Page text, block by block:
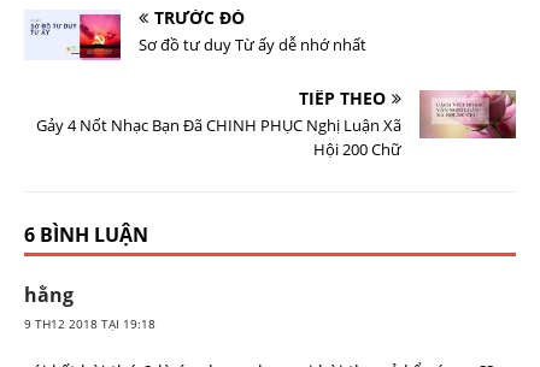
TRƯỚC ĐÓ
Sơ đồ tư duy Từ ấy dễ nhớ nhất
TIẾP THEO
Gảy 4 Nốt Nhạc Bạn Đã CHINH PHỤC Nghị Luận Xã
Hội 200 Chữ
6 BÌNH LUẬN
hằng
9 TH12 2018 TẠI 19:18